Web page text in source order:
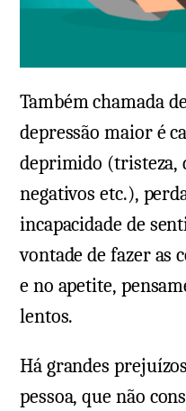
Também chamada
depressão maior é
deprimido (tristeza,
negativos etc.),
incapacidade de
vontade de fazer as
e no apetite,
lentos.
Há grandes
pessoa, que não